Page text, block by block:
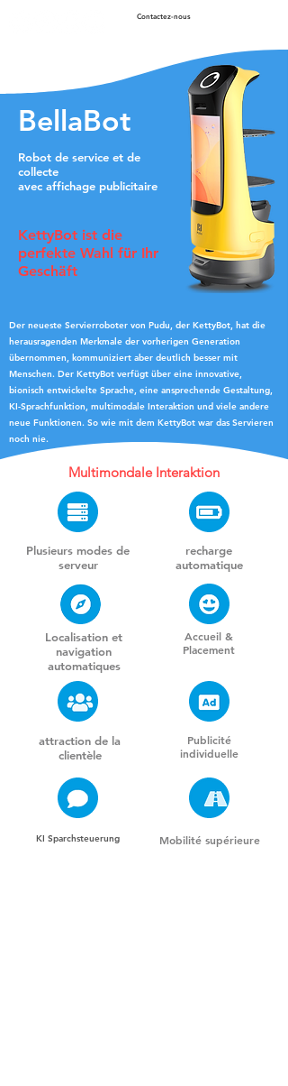
Contactez-nous
BellaBot
Robot de service et de
collecte
avec affichage publicitaire
KettyBot ist die
perfekte Wahl für Ihr
Geschäft
Der neueste Servierroboter von Pudu, der KettyBot, hat die
herausragenden Merkmale der vorherigen Generation
übernommen, kommuniziert aber deutlich besser mit
Menschen. Der KettyBot verfügt über eine innovative,
bionisch entwickelte Sprache, eine ansprechende Gestaltung,
KI-Sprachfunktion, multimodale Interaktion und viele andere
neue Funktionen. So wie mit dem KettyBot war das Servieren
noch nie.
Multimondale Interaktion
Plusieurs modes de
serveur
Localisation et
navigation
automatiques
attraction de la
clientèle
KI Sparchsteuerung
recharge
automatique
Accueil &
Placement
Publicité
individuelle
Mobilité supérieure